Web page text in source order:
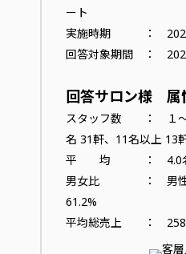
ート
実施時期 ： 2026
回答対象期間 ：
回答サロン様 属
スタッフ数 ： １～
名 31軒、11名以上 13
平 均 ： 4.0
男女比 ： 男性：
61.2%
平均総売上 ： 258